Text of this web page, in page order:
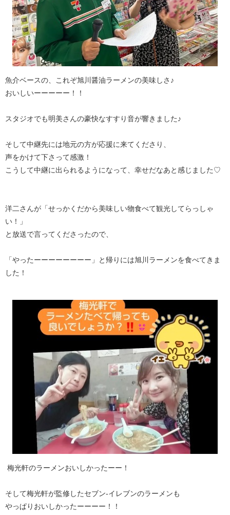
魚介ベースの、これぞ旭川醤油ラーメンの美味しさ♪
おいしいーーーーー！！
スタジオでも明美さんの豪快なすすり音が響きました♪
そして中継先には地元の方が応援に来てくださり、
声をかけて下さって感激！
こうして中継に出られるようになって、幸せだなあと感じました♡
洋二さんが「せっかくだから美味しい物食べて観光してらっしゃ
い！」
と放送で言ってくださったので、
「やったーーーーーーーー」と帰りには旭川ラーメンを食べてきま
した！
梅光軒のラーメンおいしかったーー！
そして梅光軒が監修したセブン‐イレブンのラーメンも
やっぱりおいしかったーーーー！！